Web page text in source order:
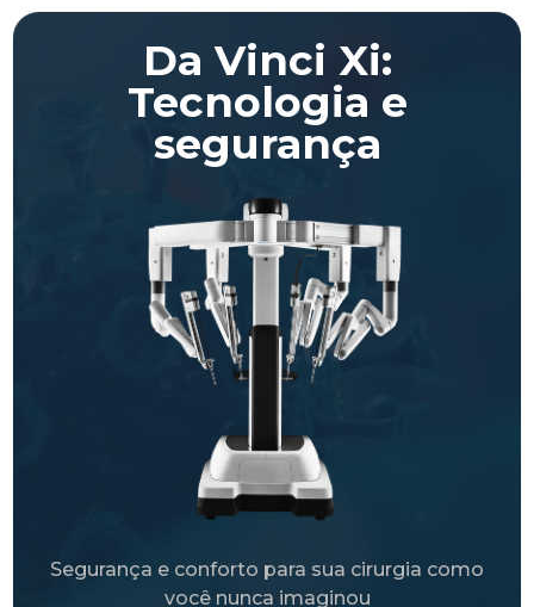
Da Vinci Xi:
Tecnologia e
segurança
Segurança e conforto para sua cirurgia como
você nunca imaginou